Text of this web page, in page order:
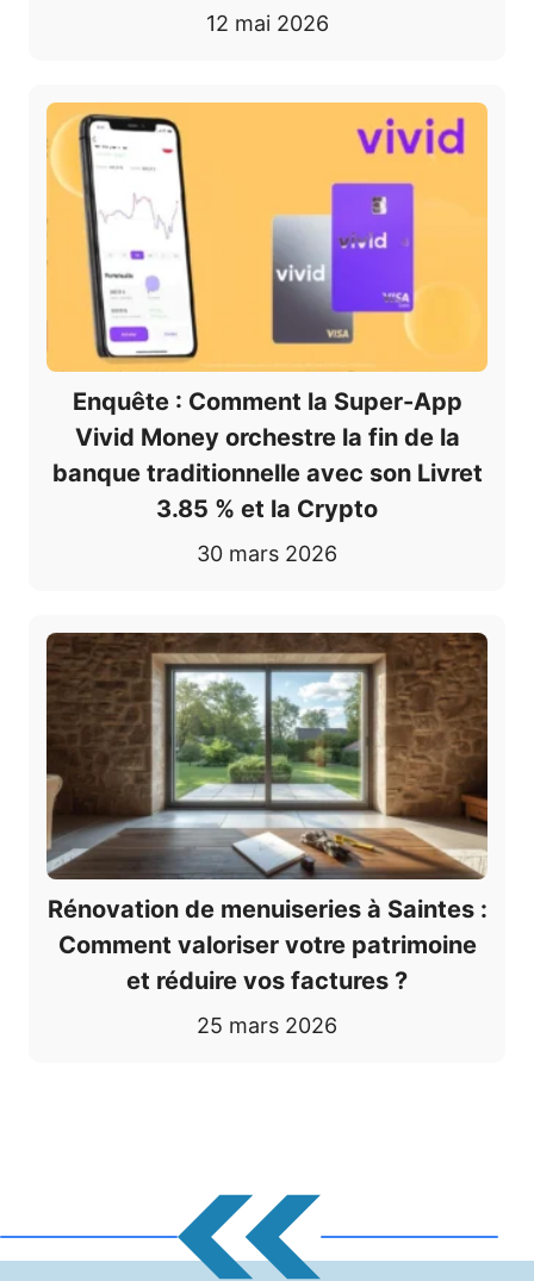
12 mai 2026
Enquête : Comment la Super-App
Vivid Money orchestre la fin de la
banque traditionnelle avec son Livret
3.85 % et la Crypto
30 mars 2026
Rénovation de menuiseries à Saintes :
Comment valoriser votre patrimoine
et réduire vos factures ?
25 mars 2026